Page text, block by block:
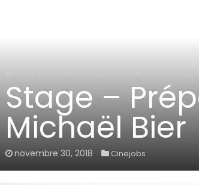
Stage –
Michaël Bier
novembre 30, 2018 Cinejobs